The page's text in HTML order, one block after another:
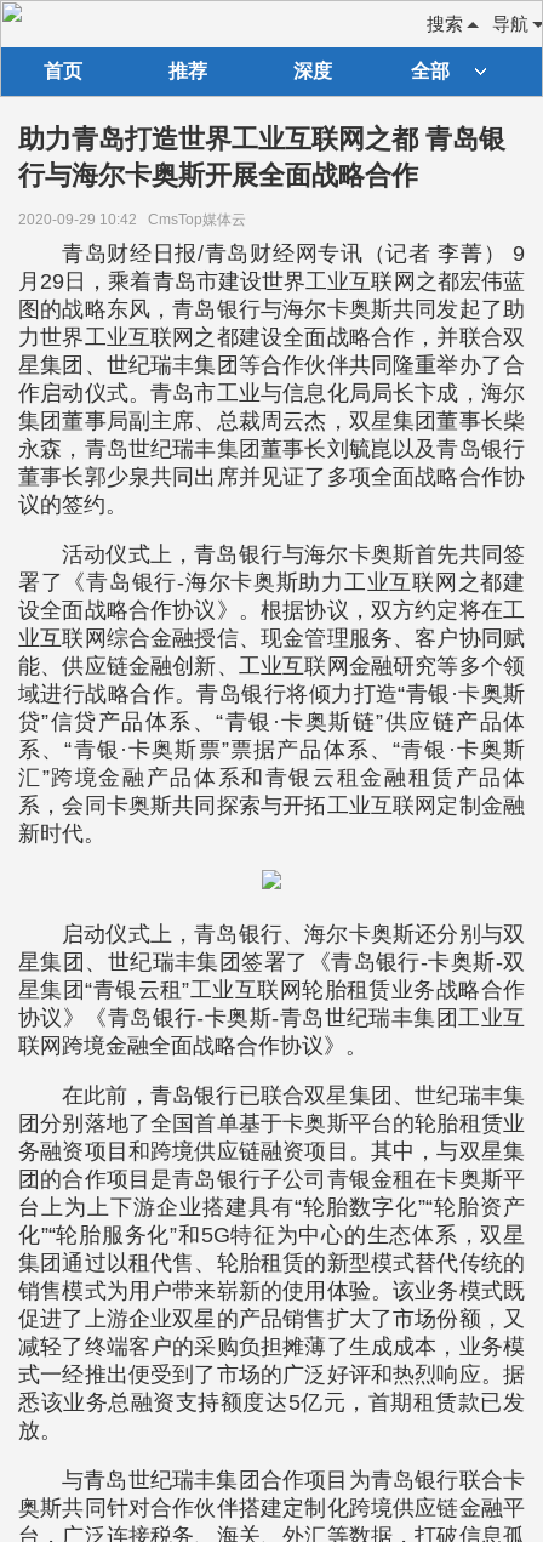
导航
搜索
首页 推荐 深度 全部
助力青岛打造世界工业互联网之都 青岛银
行与海尔卡奥斯开展全面战略合作
2020-09-29 10:42 CmsTop媒体云
青岛财经日报/青岛财经网专讯（记者 李菁） 9
月29日，乘着青岛市建设世界工业互联网之都宏伟蓝
图的战略东风，青岛银行与海尔卡奥斯共同发起了助
力世界工业互联网之都建设全面战略合作，并联合双
星集团、世纪瑞丰集团等合作伙伴共同隆重举办了合
作启动仪式。青岛市工业与信息化局局长卞成，海尔
集团董事局副主席、总裁周云杰，双星集团董事长柴
永森，青岛世纪瑞丰集团董事长刘毓崑以及青岛银行
董事长郭少泉共同出席并见证了多项全面战略合作协
议的签约。
活动仪式上，青岛银行与海尔卡奥斯首先共同签
署了《青岛银行-海尔卡奥斯助力工业互联网之都建
设全面战略合作协议》。根据协议，双方约定将在工
业互联网综合金融授信、现金管理服务、客户协同赋
能、供应链金融创新、工业互联网金融研究等多个领
域进行战略合作。青岛银行将倾力打造“青银·卡奥斯
贷”信贷产品体系、“青银·卡奥斯链”供应链产品体
系、“青银·卡奥斯票”票据产品体系、“青银·卡奥斯
汇”跨境金融产品体系和青银云租金融租赁产品体
系，会同卡奥斯共同探索与开拓工业互联网定制金融
新时代。
启动仪式上，青岛银行、海尔卡奥斯还分别与双
星集团、世纪瑞丰集团签署了《青岛银行-卡奥斯-双
星集团“青银云租”工业互联网轮胎租赁业务战略合作
协议》《青岛银行-卡奥斯-青岛世纪瑞丰集团工业互
联网跨境金融全面战略合作协议》。
在此前，青岛银行已联合双星集团、世纪瑞丰集
团分别落地了全国首单基于卡奥斯平台的轮胎租赁业
务融资项目和跨境供应链融资项目。其中，与双星集
团的合作项目是青岛银行子公司青银金租在卡奥斯平
台上为上下游企业搭建具有“轮胎数字化”“轮胎资产
化”“轮胎服务化”和5G特征为中心的生态体系，双星
集团通过以租代售、轮胎租赁的新型模式替代传统的
销售模式为用户带来崭新的使用体验。该业务模式既
促进了上游企业双星的产品销售扩大了市场份额，又
减轻了终端客户的采购负担摊薄了生成成本，业务模
式一经推出便受到了市场的广泛好评和热烈响应。据
悉该业务总融资支持额度达5亿元，首期租赁款已发
放。
与青岛世纪瑞丰集团合作项目为青岛银行联合卡
奥斯共同针对合作伙伴搭建定制化跨境供应链金融平
台，广泛连接税务、海关、外汇等数据，打破信息孤